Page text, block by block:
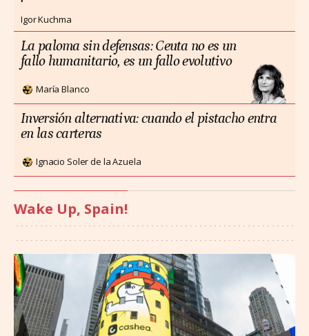
Igor Kuchma
La paloma sin defensas: Ceuta no es un
fallo humanitario, es un fallo evolutivo
María Blanco
Inversión alternativa: cuando el pistacho entra
en las carteras
Ignacio Soler de la Azuela
Wake Up, Spain!